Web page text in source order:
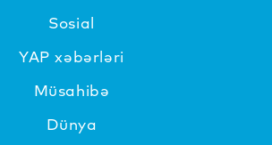
Sosial
YAP xəbərləri
Müsahibə
Dünya